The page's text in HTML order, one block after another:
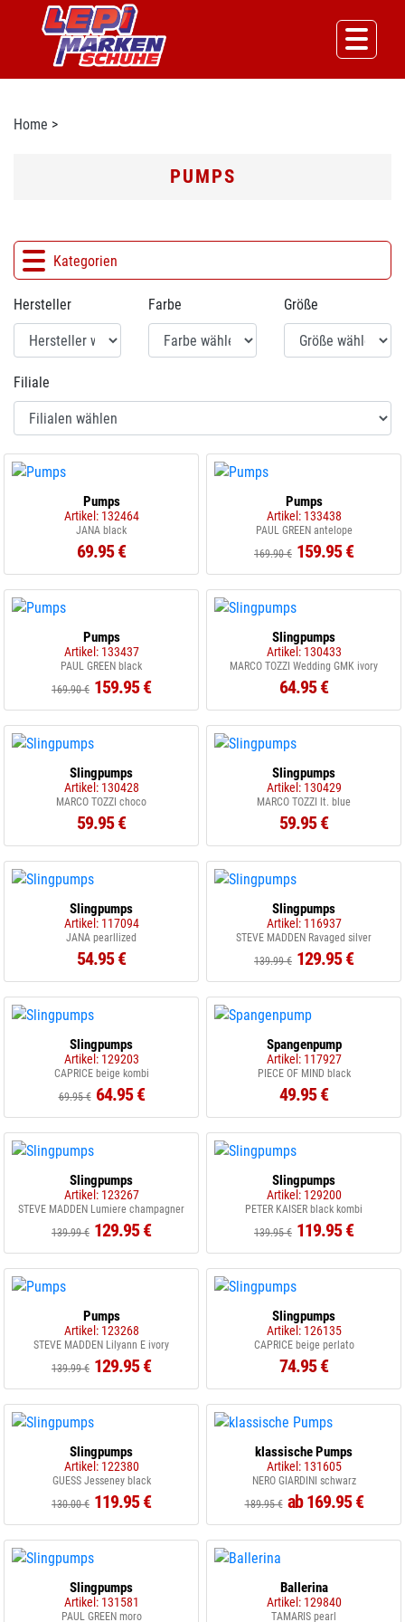
Home >
PUMPS
Kategorien
Hersteller Farbe Größe
Filiale
Pumps
Artikel: 132464
JANA black
69.95 €
Pumps
Artikel: 133438
PAUL GREEN antelope
169.90 € 159.95 €
Pumps
Artikel: 133437
PAUL GREEN black
169.90 € 159.95 €
Slingpumps
Artikel: 130433
MARCO TOZZI Wedding GMK ivory
64.95 €
Slingpumps
Artikel: 130428
MARCO TOZZI choco
59.95 €
Slingpumps
Artikel: 130429
MARCO TOZZI lt. blue
59.95 €
Slingpumps
Artikel: 117094
JANA pearllized
54.95 €
Slingpumps
Artikel: 116937
STEVE MADDEN Ravaged silver
139.99 € 129.95 €
Slingpumps
Artikel: 129203
CAPRICE beige kombi
69.95 € 64.95 €
Spangenpump
Artikel: 117927
PIECE OF MIND black
49.95 €
Slingpumps
Artikel: 123267
STEVE MADDEN Lumiere champagner
139.99 € 129.95 €
Slingpumps
Artikel: 129200
PETER KAISER black kombi
139.95 € 119.95 €
Pumps
Artikel: 123268
STEVE MADDEN Lilyann E ivory
139.99 € 129.95 €
Slingpumps
Artikel: 126135
CAPRICE beige perlato
74.95 €
Slingpumps
Artikel: 122380
GUESS Jesseney black
130.00 € 119.95 €
klassische Pumps
Artikel: 131605
NERO GIARDINI schwarz
189.95 € ab 169.95 €
Slingpumps
Artikel: 131581
PAUL GREEN moro
Ballerina
Artikel: 129840
TAMARIS pearl